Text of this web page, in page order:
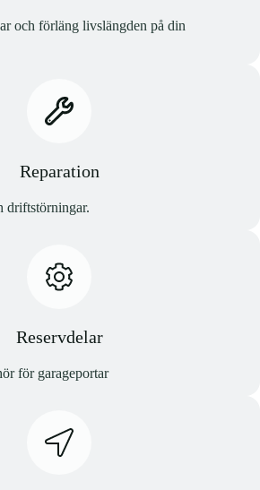
och förläng livslängden på din
Reparation
driftstörningar.
Reservdelar
för garageportar